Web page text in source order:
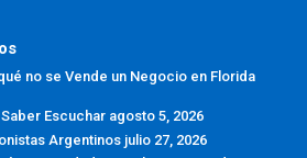
no se Vende un Negocio en Florida
Escuchar agosto 5, 2026
Argentinos julio 27, 2026